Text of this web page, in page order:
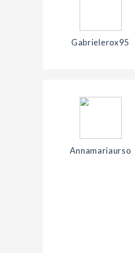
Gabrielerox95
Annamariaurso